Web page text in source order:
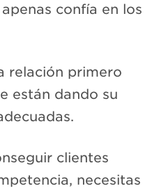
confía en los
relación primero
están dando su
clientes
necesitas